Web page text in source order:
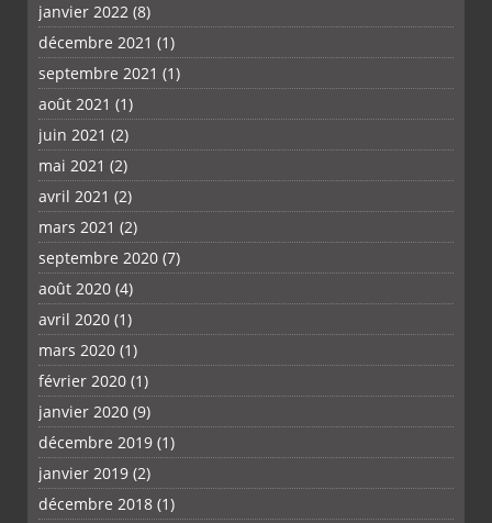
janvier 2022 (8)
décembre 2021 (1)
septembre 2021 (1)
août 2021 (1)
juin 2021 (2)
mai 2021 (2)
avril 2021 (2)
mars 2021 (2)
septembre 2020 (7)
août 2020 (4)
avril 2020 (1)
mars 2020 (1)
février 2020 (1)
janvier 2020 (9)
décembre 2019 (1)
janvier 2019 (2)
décembre 2018 (1)